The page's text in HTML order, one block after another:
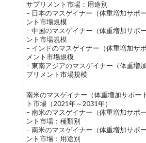
サプリメント市場：用途別
– 日本のマスゲイナー（体重増加サポ
ント市場規模
– 中国のマスゲイナー（体重増加サポ
ント市場規模
– インドのマスゲイナー（体重増加サ
メント市場規模
– 東南アジアのマスゲイナー（体重増
プリメント市場規模
南米のマスゲイナー（体重増加サポー
ト市場（2021年～2031年）
– 南米のマスゲイナー（体重増加サポ
ント市場：種類別
– 南米のマスゲイナー（体重増加サポ
ント市場：用途別